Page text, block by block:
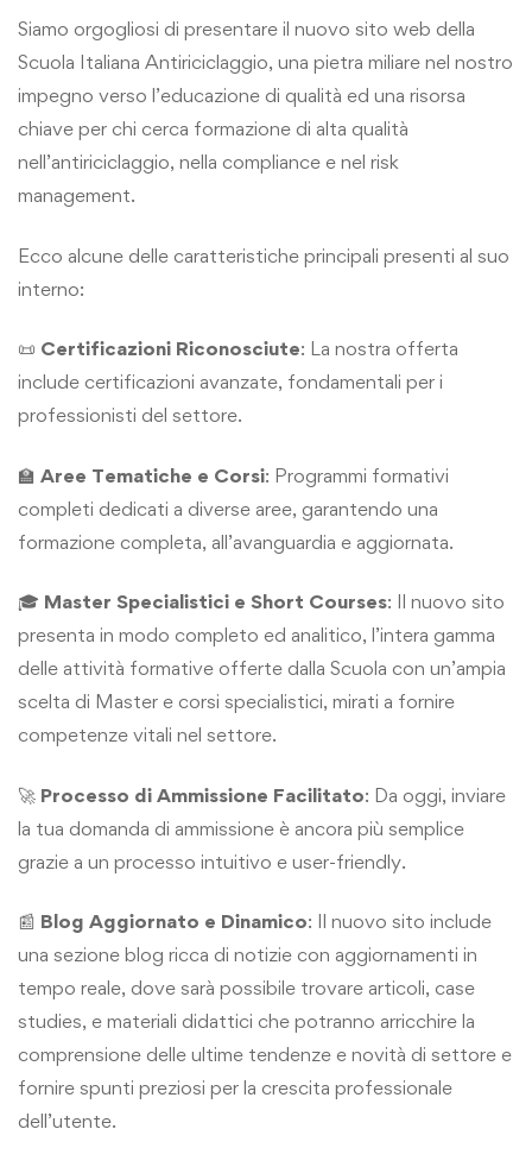
Siamo orgogliosi di presentare il nuovo sito web della
Scuola Italiana Antiriciclaggio, una pietra miliare nel nostro
impegno verso l’educazione di qualità ed una risorsa
chiave per chi cerca formazione di alta qualità
nell’antiriciclaggio, nella compliance e nel risk
management.
Ecco alcune delle caratteristiche principali presenti al suo
interno:
📜 Certificazioni Riconosciute: La nostra offerta
include certificazioni avanzate, fondamentali per i
professionisti del settore.
🏫 Aree Tematiche e Corsi: Programmi formativi
completi dedicati a diverse aree, garantendo una
formazione completa, all’avanguardia e aggiornata.
🎓 Master Specialistici e Short Courses: Il nuovo sito
presenta in modo completo ed analitico, l’intera gamma
delle attività formative offerte dalla Scuola con un’ampia
scelta di Master e corsi specialistici, mirati a fornire
competenze vitali nel settore.
🚀 Processo di Ammissione Facilitato: Da oggi, inviare
la tua domanda di ammissione è ancora più semplice
grazie a un processo intuitivo e user-friendly.
📰 Blog Aggiornato e Dinamico: Il nuovo sito include
una sezione blog ricca di notizie con aggiornamenti in
tempo reale, dove sarà possibile trovare articoli, case
studies, e materiali didattici che potranno arricchire la
comprensione delle ultime tendenze e novità di settore e
fornire spunti preziosi per la crescita professionale
dell’utente.